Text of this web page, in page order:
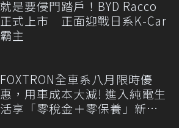
就是要侵門踏戶！BYD Racco
正式上市 正面迎戰日系K-Car
霸主
FOXTRON全車系八月限時優
惠，用車成本大減! 進入純電生
活享「零稅金＋零保養」新時